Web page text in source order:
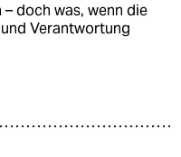
doch was, wenn die
Verantwortung